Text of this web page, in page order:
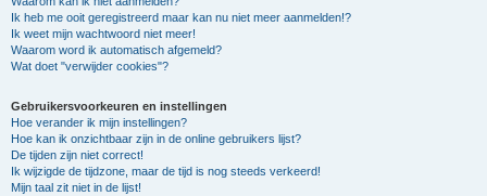
Ik heb me ooit geregistreerd maar kan nu niet meer aanmelden!?
Ik weet mijn wachtwoord niet meer!
Waarom word ik automatisch afgemeld?
Wat doet "verwijder cookies"?
Gebruikersvoorkeuren en instellingen
Hoe verander ik mijn instellingen?
Hoe kan ik onzichtbaar zijn in de online gebruikers lijst?
De tijden zijn niet correct!
Ik wijzigde de tijdzone, maar de tijd is nog steeds verkeerd!
Mijn taal zit niet in de lijst!